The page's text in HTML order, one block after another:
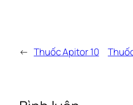
← Thuốc Apitor 10